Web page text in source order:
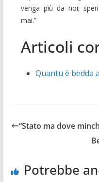
venga più da noi;
mai.”
Articoli
Quantu è bedda
“Stato ma dove
Potrebbe